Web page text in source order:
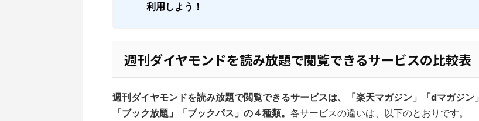
利用しよう！
週刊ダイヤモンドを読み放題で閲覧できるサービスの比較表
週刊ダイヤモンドを読み放題で閲覧できるサービスは、「楽天マガジン」「dマガジン」
「ブック放題」「ブックパス」の４種類。 各サービスの違いは、以下のとおりです。